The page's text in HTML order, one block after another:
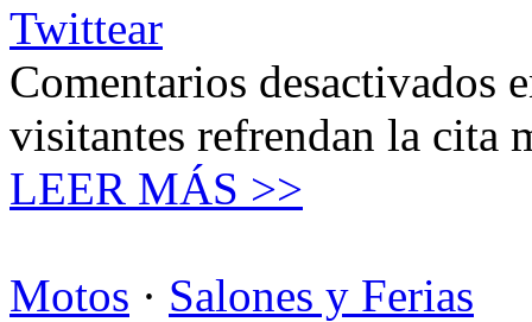
Twittear
Comentarios desactivados
visitantes refrendan la cita
LEER MÁS >>
Motos · Salones y Ferias